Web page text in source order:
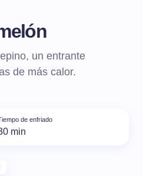
un entrante
de más calor.
de enfriado
min